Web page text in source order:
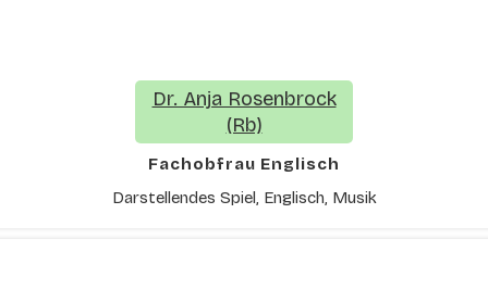
Dr. Anja Rosenbrock
(Rb)
Fachobfrau Englisch
Darstellendes Spiel, Englisch, Musik